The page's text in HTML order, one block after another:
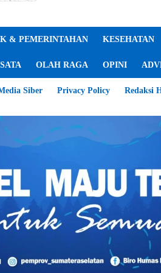
& PEMERINTAHAN KESEHATAN
OLAH RAGA OPINI
Siber Privacy Policy Redaksi